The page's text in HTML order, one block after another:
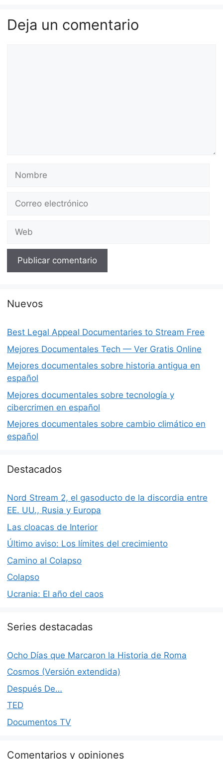
Deja un comentario
Nombre
Correo
Web
Nuevos
Best Legal Appeal Documentaries to Stream Free
Mejores Documentales Tech — Ver Gratis Online
Mejores documentales sobre historia antigua en
español
Mejores documentales sobre tecnología y
cibercrimen en español
Mejores documentales sobre cambio climático en
español
Destacados
Nord Stream 2, el gasoducto de la discordia entre
EE. UU., Rusia y Europa
Las cloacas de Interior
Último aviso: Los límites del crecimiento
Camino al Colapso
Colapso
Ucrania: El año del caos
Series destacadas
Ocho Días que Marcaron la Historia de Roma
Cosmos (Versión extendida)
Después De…
TED
Documentos TV
Comentarios y opiniones